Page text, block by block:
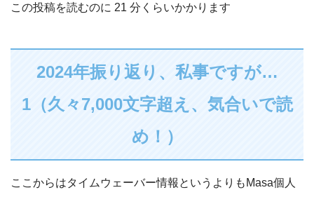
この投稿を読むのに 21 分くらいかかります
2024年振り返り、私事ですが…
1（久々7,000文字超え、気合いで読
め！）
ここからはタイムウェーバー情報というよりもMasa個人